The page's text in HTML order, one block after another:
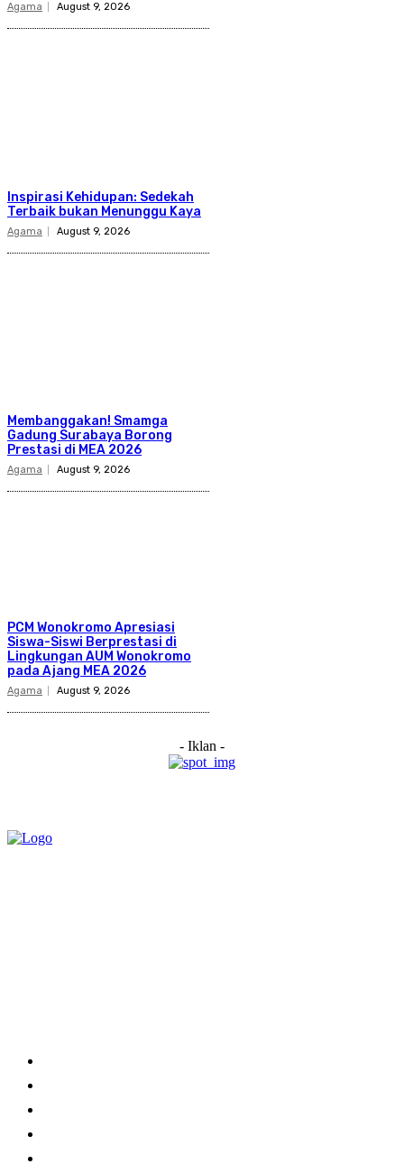
Agama August 9, 2026
Inspirasi Kehidupan: Sedekah
Terbaik bukan Menunggu Kaya
Agama August 9, 2026
Membanggakan! Smamga
Gadung Surabaya Borong
Prestasi di MEA 2026
Agama August 9, 2026
PCM Wonokromo Apresiasi
Siswa-Siswi Berprestasi di
Lingkungan AUM Wonokromo
pada Ajang MEA 2026
Agama August 9, 2026
- Iklan -